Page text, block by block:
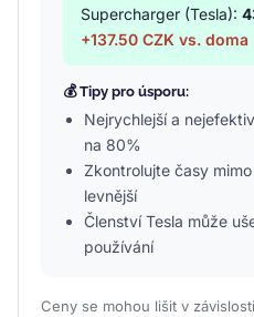
Supercharger (Tesla):
+137.50 CZK vs. doma
💰 Tipy pro úsporu:
Nejrychlejší a
na 80%
Zkontrolujte časy
levnější
Členství Tesla může
používání
Ceny se mohou lišit v